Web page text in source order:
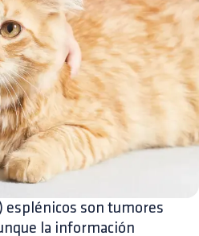
esplénicos son tumores
la información